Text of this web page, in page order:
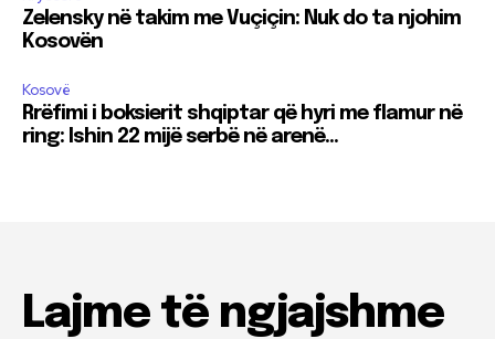
Zelensky në takim me Vuçiçin: Nuk do ta njohim
Kosovën
Kosovë
Rrëfimi i boksierit shqiptar që hyri me flamur në
ring: Ishin 22 mijë serbë në arenë…
Lajme të ngjajshme